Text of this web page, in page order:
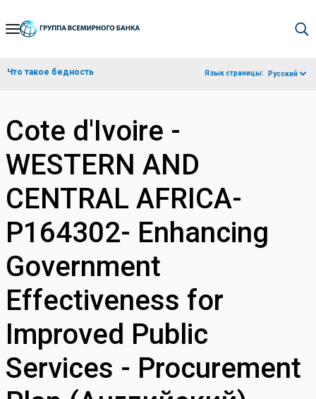
Skip
Navigation
Что такое бедность Язык страницы: Русский
Cote d'Ivoire -
WESTERN AND
CENTRAL AFRICA-
P164302- Enhancing
Government
Effectiveness for
Improved Public
Services - Procurement